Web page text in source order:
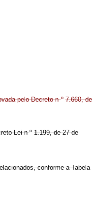
pelo Decreto nº7.660, de
Lei nº1.199, de 27 de
conforme a Tabela